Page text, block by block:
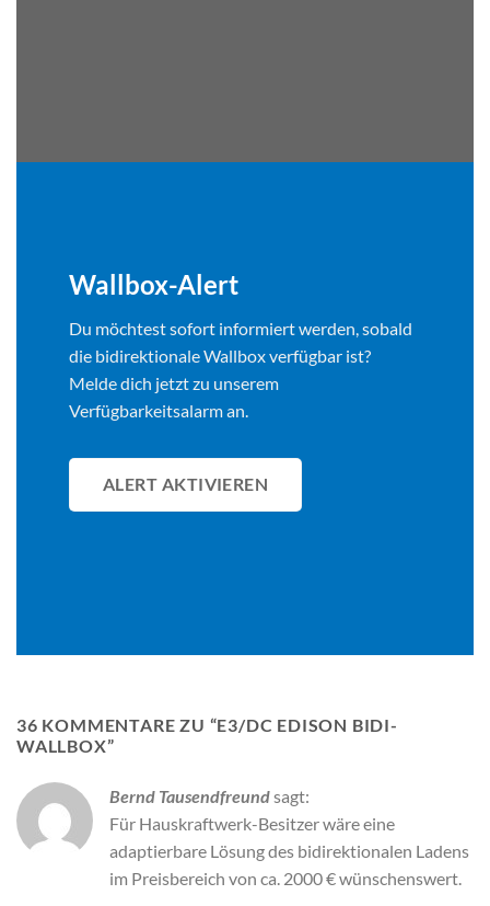
Wallbox-Alert
Du möchtest sofort informiert werden, sobald
die bidirektionale Wallbox verfügbar ist?
Melde dich jetzt zu unserem
Verfügbarkeitsalarm an.
ALERT AKTIVIEREN
36 KOMMENTARE ZU “E3/DC EDISON BIDI-
WALLBOX”
Bernd Tausendfreundsagt:
Für Hauskraftwerk-Besitzer wäre eine
adaptierbare Lösung des bidirektionalen Ladens
im Preisbereich von ca. 2000 € wünschenswert.